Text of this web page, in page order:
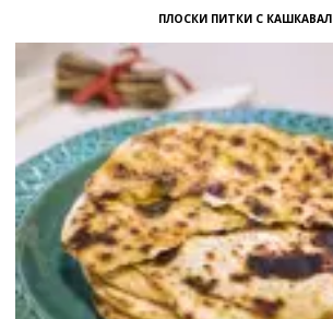
ПЛОСКИ ПИТКИ С КАШКАВАЛ